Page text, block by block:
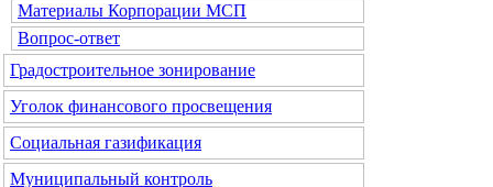
Материалы Корпорации МСП
Вопрос-ответ
Градостроительное зонирование
Уголок финансового просвещения
Социальная газификация
Муниципальный контроль